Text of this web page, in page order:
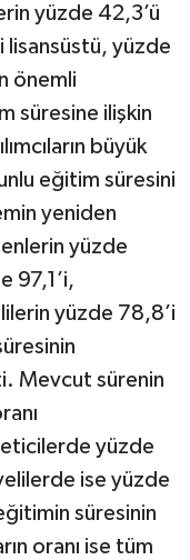
yüzde 42,3’ü
lisansüstü, yüzde
önemli
süresine ilişkin
büyük
eğitim süresini
yeniden
yüzde
97,1’i,
yüzde 78,8’i
Mevcut sürenin
yüzde
ise yüzde
süresinin
oranı ise tüm